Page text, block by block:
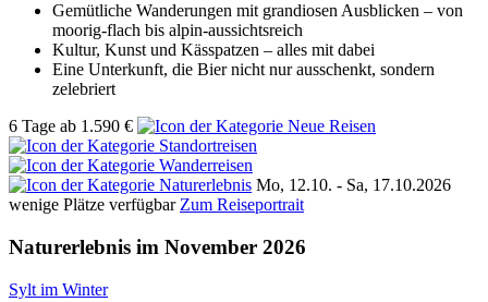
Gemütliche Wanderungen mit grandiosen Ausblicken – von
moorig-flach bis alpin-aussichtsreich
Kultur, Kunst und Kässpatzen – alles mit dabei
Eine Unterkunft, die Bier nicht nur ausschenkt, sondern
zelebriert
6 Tage ab 1.590 €
Mo, 12.10. - Sa, 17.10.2026
wenige Plätze verfügbar Zum Reiseportrait
Naturerlebnis im November 2026
Sylt im Winter